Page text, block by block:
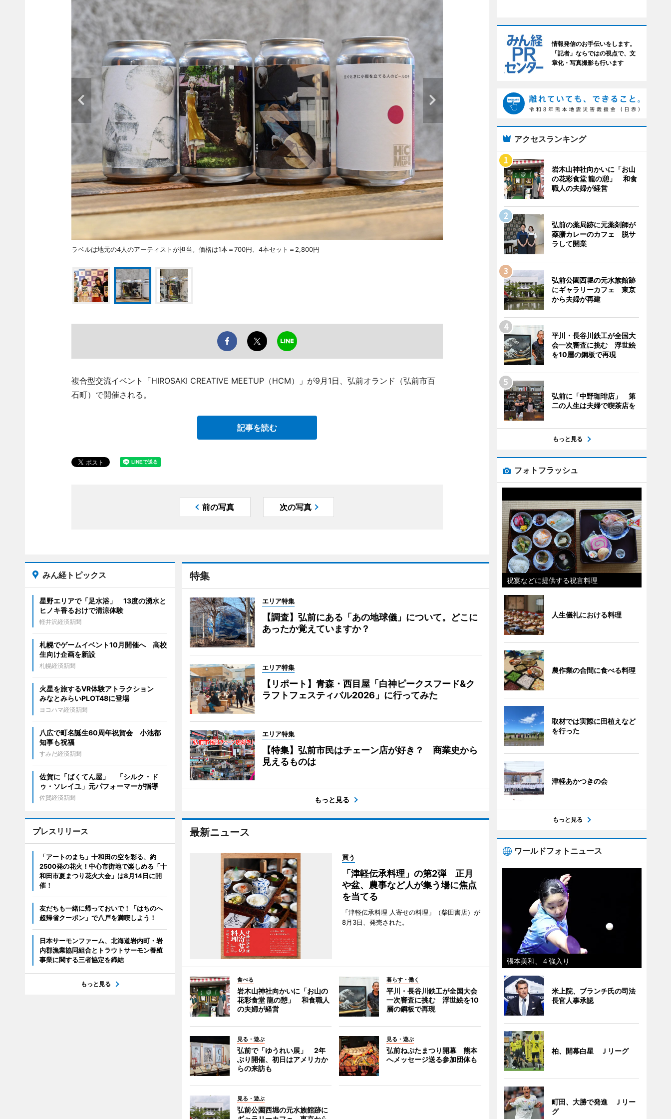
ラベルは地元の4人のアーティストが担当。価格は1本＝700円、4本セット＝2,800円
複合型交流イベント「HIROSAKI CREATIVE MEETUP（HCM）」が9月1日、弘前オランド（弘前市百
石町）で開催される。
記事を読む
前の写真 次の写真
特集
エリア特集
【調査】弘前にある「あの地球儀」について。どこに
あったか覚えていますか？
エリア特集
【リポート】青森・西目屋「白神ピークスフード&ク
ラフトフェスティバル2026」に行ってみた
エリア特集
【特集】弘前市民はチェーン店が好き？ 商業史から
見えるものは
もっと見る
最新ニュース
買う
「津軽伝承料理」の第2弾 正月
や盆、農事など人が集う場に焦点
を当てる
「津軽伝承料理 人寄せの料理」（柴田書店）が
8月3日、発売された。
食べる
岩木山神社向かいに「お山の
花彩食堂 龍の憩」 和食職人
の夫婦が経営
暮らす・働く
平川・長谷川鉄工が全国大会
一次審査に挑む 浮世絵を10
層の鋼板で再現
見る・遊ぶ
弘前で「ゆうれい展」 2年
ぶり開催、初日はアメリカか
らの来訪も
見る・遊ぶ
弘前ねぷたまつり開幕 熊本
へメッセージ送る参加団体も
見る・遊ぶ
弘前公園西堀の元水族館跡に
みん経トピックス
星野エリアで「足水浴」 13度の湧水と
ヒノキ香るおけで清涼体験
軽井沢経済新聞
札幌でゲームイベント10月開催へ 高校
生向け企画を新設
札幌経済新聞
火星を旅するVR体験アトラクション
みなとみらいPLOT48に登場
ヨコハマ経済新聞
八広で町名誕生60周年祝賀会 小池都
知事も祝福
すみだ経済新聞
佐賀に「ばくてん屋」 「シルク・ド
ゥ・ソレイユ」元パフォーマーが指導
佐賀経済新聞
プレスリリース
「アートのまち」十和田の空を彩る、約
2500発の花火！中心市街地で楽しめる「十
和田市夏まつり花火大会」は8月14日に開
催！
友だちも一緒に帰っておいで！「はちのへ
超帰省クーポン」で八戸を満喫しよう！
日本サーモンファーム、北海道岩内町・岩
内郡漁業協同組合とトラウトサーモン養殖
事業に関する三者協定を締結
もっと見る
情報発信のお手伝いをします。
「記者」ならではの視点で、文
章化・写真撮影も行います
アクセスランキング
岩木山神社向かいに「お山
の花彩食堂 龍の憩」 和食
職人の夫婦が経営
弘前の薬局跡に元薬剤師が
薬膳カレーのカフェ 脱サ
ラして開業
弘前公園西堀の元水族館跡
にギャラリーカフェ 東京
から夫婦が再建
平川・長谷川鉄工が全国大
会一次審査に挑む 浮世絵
を10層の鋼板で再現
弘前に「中野珈琲店」 第
二の人生は夫婦で喫茶店を
もっと見る
フォトフラッシュ
祝宴などに提供する祝言料理
人生儀礼における料理
農作業の合間に食べる料理
取材では実際に田植えなど
を行った
津軽あかつきの会
もっと見る
ワールドフォトニュース
張本美和、４強入り
米上院、ブランチ氏の司法
長官人事承認
柏、開幕白星 Ｊリーグ
町田、大勝で発進 Ｊリー
グ